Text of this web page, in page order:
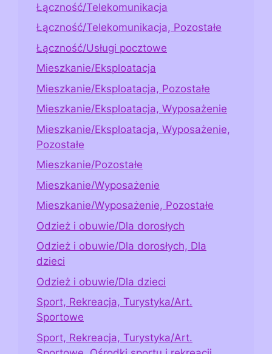
Łączność/Telekomunikacja
Łączność/Telekomunikacja, Pozostałe
Łączność/Usługi pocztowe
Mieszkanie/Eksploatacja
Mieszkanie/Eksploatacja, Pozostałe
Mieszkanie/Eksploatacja, Wyposażenie
Mieszkanie/Eksploatacja, Wyposażenie,
Pozostałe
Mieszkanie/Pozostałe
Mieszkanie/Wyposażenie
Mieszkanie/Wyposażenie, Pozostałe
Odzież i obuwie/Dla dorosłych
Odzież i obuwie/Dla dorosłych, Dla
dzieci
Odzież i obuwie/Dla dzieci
Sport, Rekreacja, Turystyka/Art.
Sportowe
Sport, Rekreacja, Turystyka/Art.